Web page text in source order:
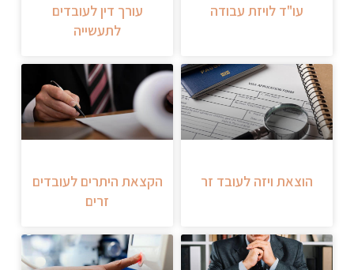
עו"ד לויזת עבודה
עורך דין לעובדים
לתעשייה
הוצאת ויזה לעובד זר
הקצאת היתרים לעובדים
זרים